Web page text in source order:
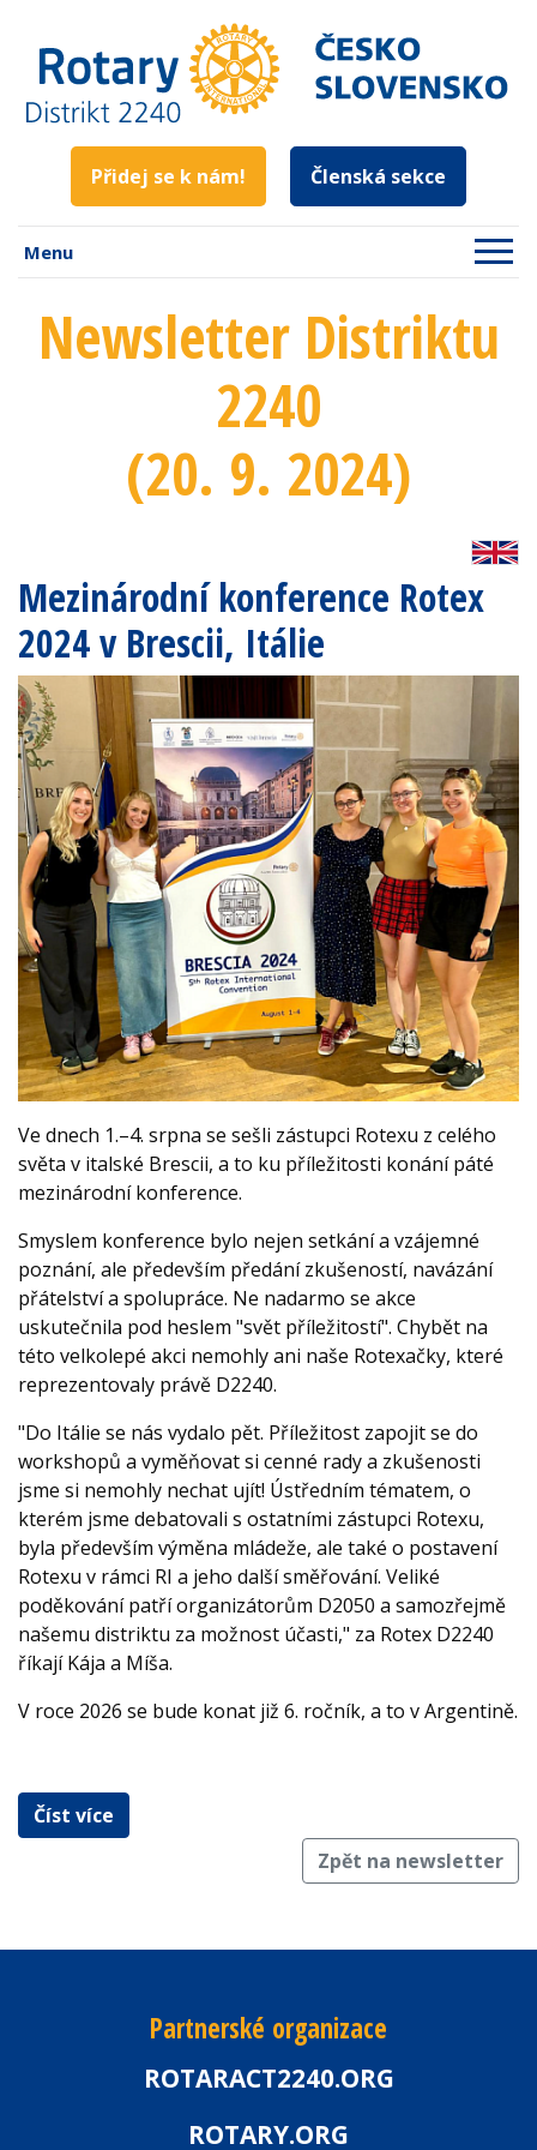
Přidej se k nám! Členská sekce
Menu
Newsletter Distriktu
2240
(20. 9. 2024)
Mezinárodní konference Rotex
2024 v Brescii, Itálie
Ve dnech 1.–4. srpna se sešli zástupci Rotexu z celého
světa v italské Brescii, a to ku příležitosti konání páté
mezinárodní konference.
Smyslem konference bylo nejen setkání a vzájemné
poznání, ale především předání zkušeností, navázání
přátelství a spolupráce. Ne nadarmo se akce
uskutečnila pod heslem "svět příležitostí". Chybět na
této velkolepé akci nemohly ani naše Rotexačky, které
reprezentovaly právě D2240.
"Do Itálie se nás vydalo pět. Příležitost zapojit se do
workshopů a vyměňovat si cenné rady a zkušenosti
jsme si nemohly nechat ujít! Ústředním tématem, o
kterém jsme debatovali s ostatními zástupci Rotexu,
byla především výměna mládeže, ale také o postavení
Rotexu v rámci RI a jeho další směřování. Veliké
poděkování patří organizátorům D2050 a samozřejmě
našemu distriktu za možnost účasti," za Rotex D2240
říkají Kája a Míša.
V roce 2026 se bude konat již 6. ročník, a to v Argentině.
Číst více
Zpět na newsletter
Partnerské organizace
ROTARACT2240.ORG
ROTARY.ORG